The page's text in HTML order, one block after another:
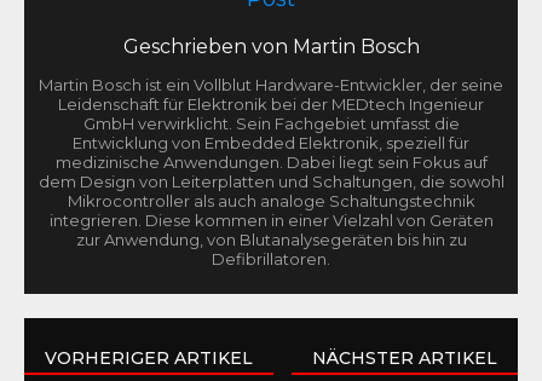
Geschrieben von Martin Bosch
Martin Bosch ist ein Vollblut Hardware-Entwickler, der seine
Leidenschaft für Elektronik bei der MEDtech Ingenieur
GmbH verwirklicht. Sein Fachgebiet umfasst die
Entwicklung von Embedded Elektronik, speziell für
medizinische Anwendungen. Dabei liegt sein Fokus auf
dem Design von Leiterplatten und Schaltungen, die sowohl
Mikrocontroller als auch analoge Schaltungstechnik
integrieren. Diese kommen in einer Vielzahl von Geräten
zur Anwendung, von Blutanalysegeräten bis hin zu
Defibrillatoren.
VORHERIGER ARTIKEL NÄCHSTER ARTIKEL